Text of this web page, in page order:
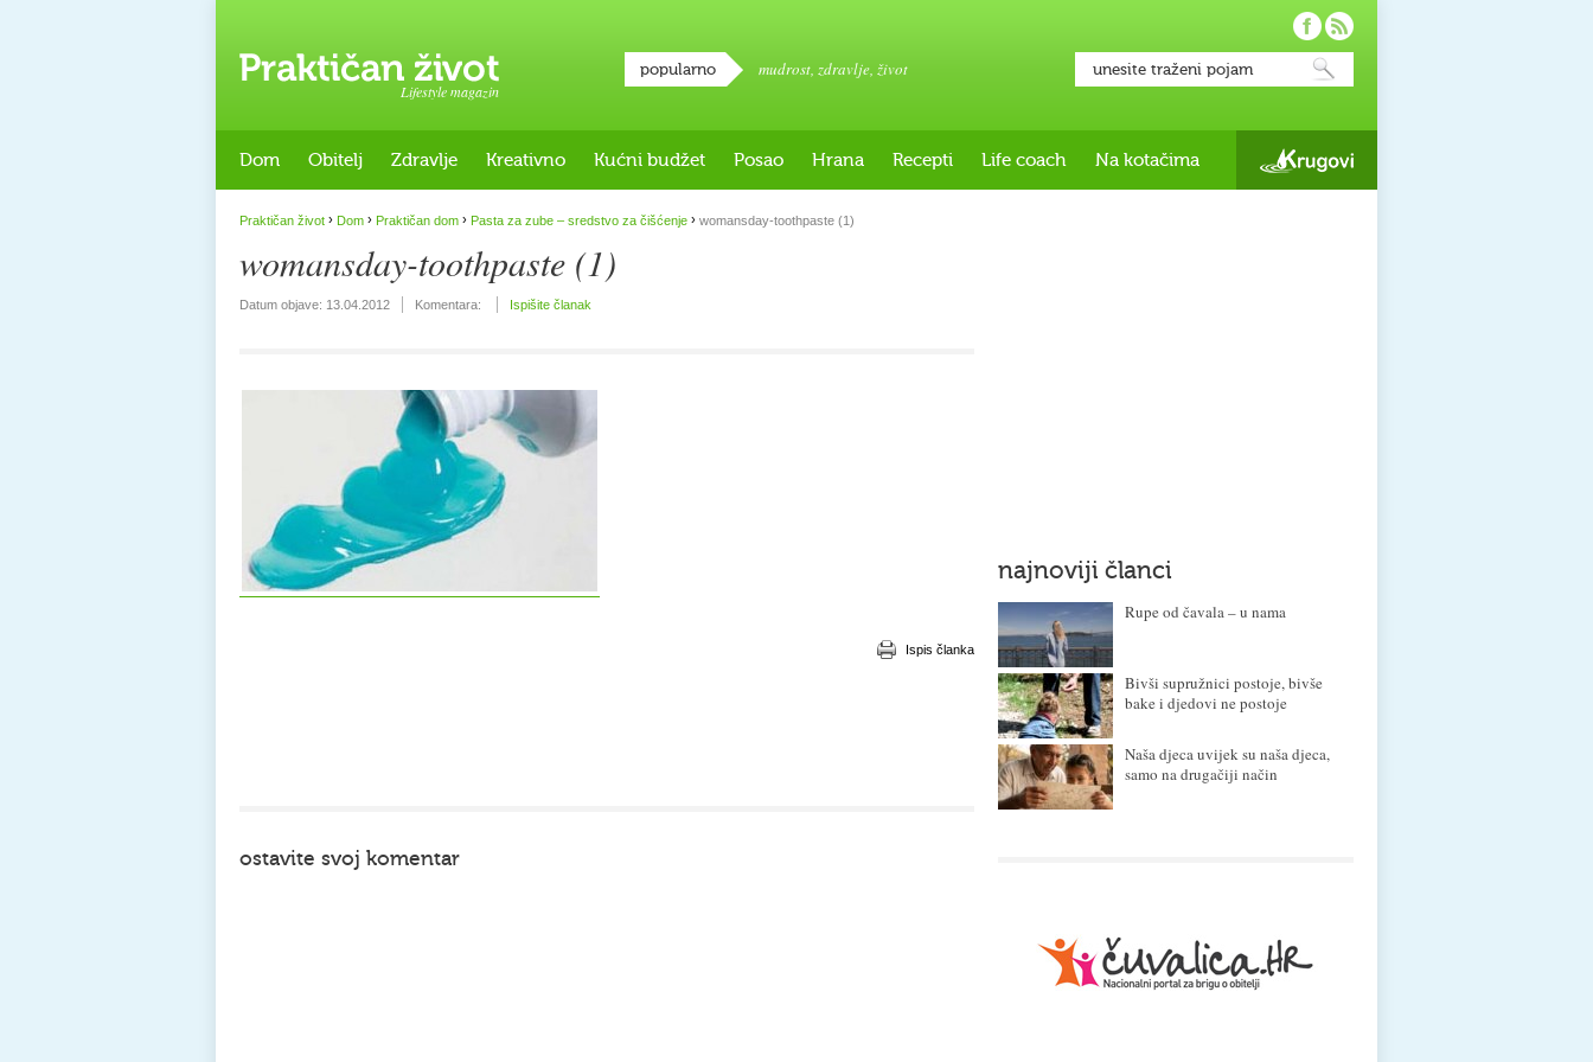
Lifestyle magazin
popularno mudrost, zdravlje, život
Dom Obitelj Zdravlje Kreativno Kućni budžet Posao Hrana Recepti Life coach Na kotačima
Praktičan život › Dom › Praktičan dom › Pasta za zube – sredstvo za čišćenje › womansday-toothpaste (1)
womansday-toothpaste (1)
Datum objave: 13.04.2012 Komentara: Ispišite članak
Ispis članka
ostavite svoj komentar
najnoviji članci
Rupe od čavala – u nama
Bivši supružnici postoje, bivše
bake i djedovi ne postoje
Naša djeca uvijek su naša djeca,
samo na drugačiji način